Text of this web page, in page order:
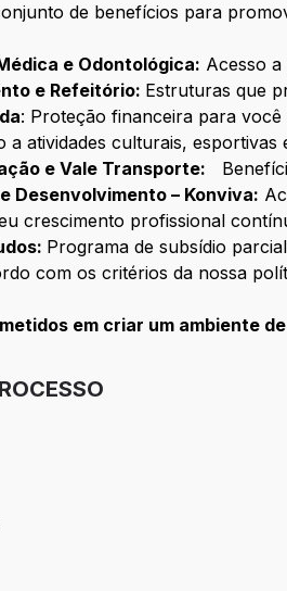
de benefícios para
e Odontológica: Acesso
e Refeitório: Estruturas que
: Proteção financeira para você
a atividades culturais,
e Vale Transporte:
Desenvolvimento – Konviva:
crescimento profissional
Programa de subsídio
com os critérios da nossa
em criar um ambiente